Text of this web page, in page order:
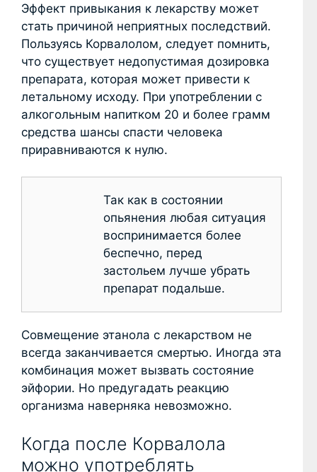
Эффект привыкания к лекарству может
стать причиной неприятных последствий.
Пользуясь Корвалолом, следует помнить,
что существует недопустимая дозировка
препарата, которая может привести к
летальному исходу. При употреблении с
алкогольным напитком 20 и более грамм
средства шансы спасти человека
приравниваются к нулю.
Так как в состоянии
опьянения любая ситуация
воспринимается более
беспечно, перед
застольем лучше убрать
препарат подальше.
Совмещение этанола с лекарством не
всегда заканчивается смертью. Иногда эта
комбинация может вызвать состояние
эйфории. Но предугадать реакцию
организма наверняка невозможно.
Когда после Корвалола
можно употреблять